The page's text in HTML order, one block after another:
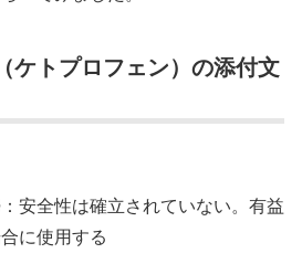
ケトプロフェン）の添付文
安全性は確立されていない。有益
に使用する